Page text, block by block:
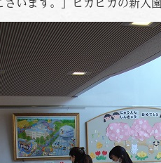
ざいます。」ピカピカの新入